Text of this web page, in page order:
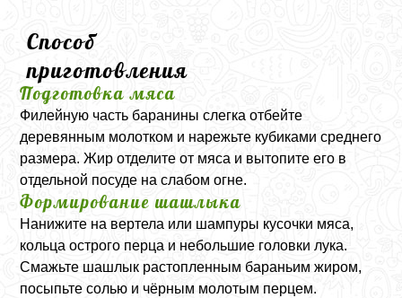
Способ
приготовления
Подготовка мяса
Филейную часть баранины слегка отбейте
деревянным молотком и нарежьте кубиками среднего
размера. Жир отделите от мяса и вытопите его в
отдельной посуде на слабом огне.
Формирование шашлыка
Нанижите на вертела или шампуры кусочки мяса,
кольца острого перца и небольшие головки лука.
Смажьте шашлык растопленным бараньим жиром,
посыпьте солью и чёрным молотым перцем.